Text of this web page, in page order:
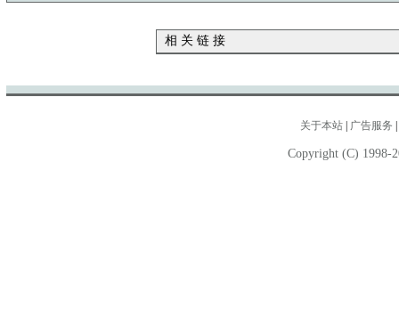
相 关 链 接
关于本站 广告服务
Copyright (C) 1998-